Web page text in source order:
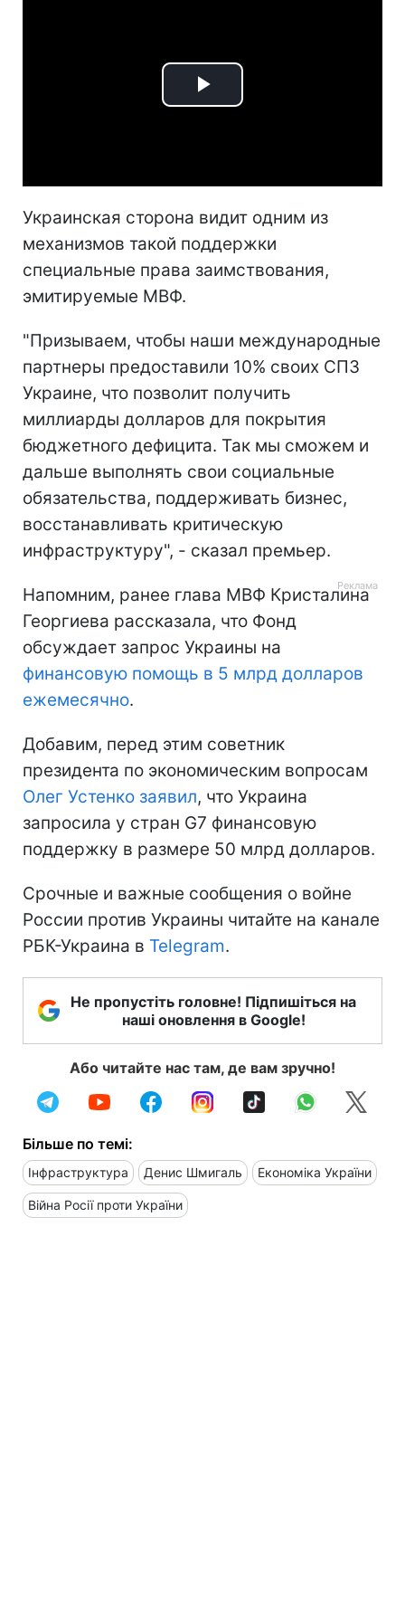
Play
Украинская сторона видит одним из
механизмов такой поддержки
специальные права заимствования,
эмитируемые МВФ.
"Призываем, чтобы наши международные
партнеры предоставили 10% своих СПЗ
Украине, что позволит получить
миллиарды долларов для покрытия
бюджетного дефицита. Так мы сможем и
дальше выполнять свои социальные
обязательства, поддерживать бизнес,
восстанавливать критическую
инфраструктуру", - сказал премьер.
Напомним, ранее глава МВФ Кристалина
Георгиева рассказала, что Фонд
обсуждает запрос Украины на
финансовую помощь в 5 млрд долларов
ежемесячно.
Добавим, перед этим советник
президента по экономическим вопросам
Олег Устенко заявил, что Украина
запросила у стран G7 финансовую
поддержку в размере 50 млрд долларов.
Срочные и важные сообщения о войне
России против Украины читайте на канале
РБК-Украина в Telegram.
Не пропустіть головне! Підпишіться на
наші оновлення в Google!
Або читайте нас там, де вам зручно!
Більше по темі:
Інфраструктура Денис Шмигаль Економіка України
Війна Росії проти України